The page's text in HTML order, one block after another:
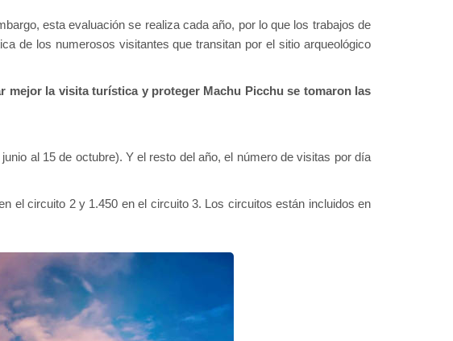
esta evaluación se realiza cada año, por lo que los trabajos de
de los numerosos visitantes que transitan por el sitio arqueológico
mejor la visita turística y proteger Machu Picchu se tomaron las
al 15 de octubre). Y el resto del año, el número de visitas por día
el circuito 2 y 1.450 en el circuito 3. Los circuitos están incluidos en